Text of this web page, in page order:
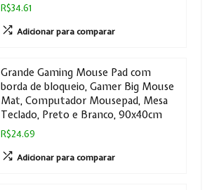
R$34.61
Adicionar para comparar
Grande Gaming Mouse Pad com
borda de bloqueio, Gamer Big Mouse
Mat, Computador Mousepad, Mesa
Teclado, Preto e Branco, 90x40cm
R$24.69
Adicionar para comparar